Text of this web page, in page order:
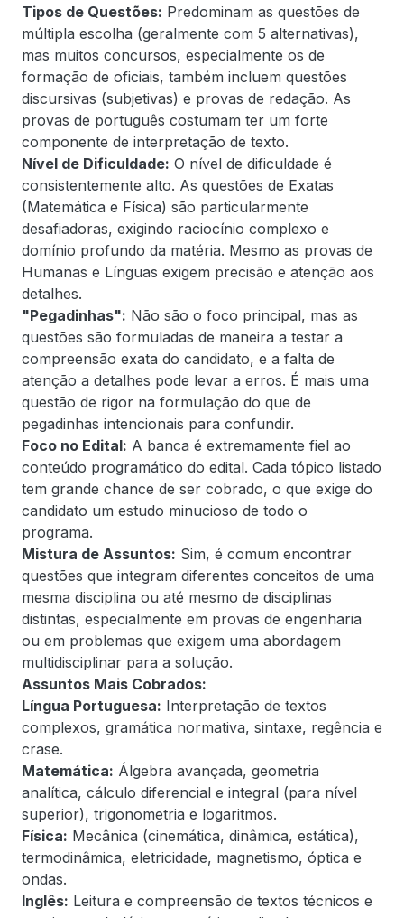
Tipos de Questões: Predominam as questões de
múltipla escolha (geralmente com 5 alternativas),
mas muitos concursos, especialmente os de
formação de oficiais, também incluem questões
discursivas (subjetivas) e provas de redação. As
provas de português costumam ter um forte
componente de interpretação de texto.
Nível de Dificuldade: O nível de dificuldade é
consistentemente alto. As questões de Exatas
(Matemática e Física) são particularmente
desafiadoras, exigindo raciocínio complexo e
domínio profundo da matéria. Mesmo as provas de
Humanas e Línguas exigem precisão e atenção aos
detalhes.
"Pegadinhas": Não são o foco principal, mas as
questões são formuladas de maneira a testar a
compreensão exata do candidato, e a falta de
atenção a detalhes pode levar a erros. É mais uma
questão de rigor na formulação do que de
pegadinhas intencionais para confundir.
Foco no Edital: A banca é extremamente fiel ao
conteúdo programático do edital. Cada tópico listado
tem grande chance de ser cobrado, o que exige do
candidato um estudo minucioso de todo o
programa.
Mistura de Assuntos: Sim, é comum encontrar
questões que integram diferentes conceitos de uma
mesma disciplina ou até mesmo de disciplinas
distintas, especialmente em provas de engenharia
ou em problemas que exigem uma abordagem
multidisciplinar para a solução.
Assuntos Mais Cobrados:
Língua Portuguesa: Interpretação de textos
complexos, gramática normativa, sintaxe, regência e
crase.
Matemática: Álgebra avançada, geometria
analítica, cálculo diferencial e integral (para nível
superior), trigonometria e logaritmos.
Física: Mecânica (cinemática, dinâmica, estática),
termodinâmica, eletricidade, magnetismo, óptica e
ondas.
Inglês: Leitura e compreensão de textos técnicos e